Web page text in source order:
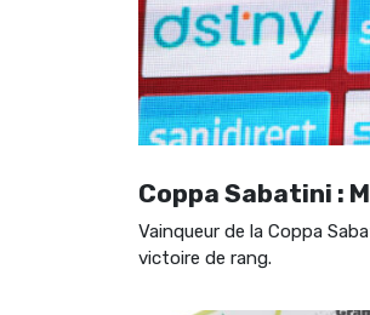
Coppa Sabatini :
Vainqueur de la Coppa
victoire de rang.